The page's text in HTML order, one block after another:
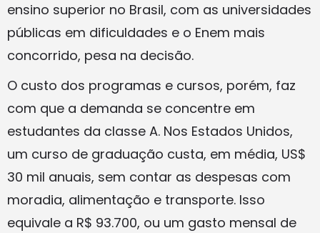
ensino superior no Brasil, com as universidades
públicas em dificuldades e o Enem mais
concorrido, pesa na decisão.
O custo dos programas e cursos, porém, faz
com que a demanda se concentre em
estudantes da classe A. Nos Estados Unidos,
um curso de graduação custa, em média, US$
30 mil anuais, sem contar as despesas com
moradia, alimentação e transporte. Isso
equivale a R$ 93.700, ou um gasto mensal de